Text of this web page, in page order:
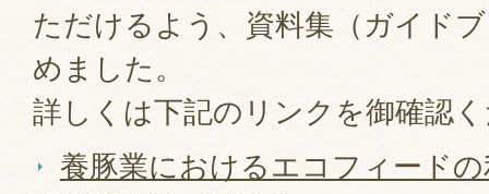
ただけるよう、資料集（ガイド
めました。
詳しくは下記のリンクを御確認
養豚業におけるエコフィード